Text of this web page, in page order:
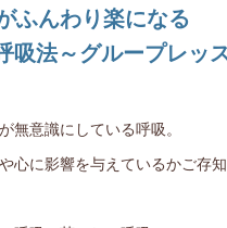
ふんわり楽になる
吸法～グループレッ
無意識にしている呼吸。
心に影響を与えているかご存